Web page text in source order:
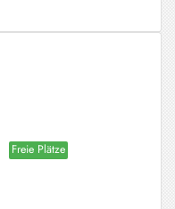
Freie Plätze